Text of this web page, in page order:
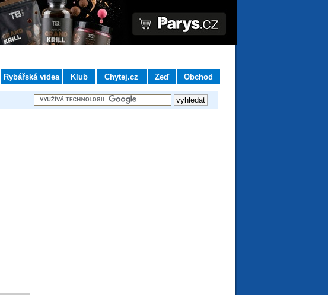
Rybářská videa Klub Chytej.cz Zeď Obchod